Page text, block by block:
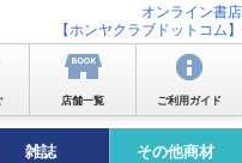
オンライン書店
【ホンヤクラブドットコム】
店舗一覧 ご利用ガイド
雑誌 その他商材